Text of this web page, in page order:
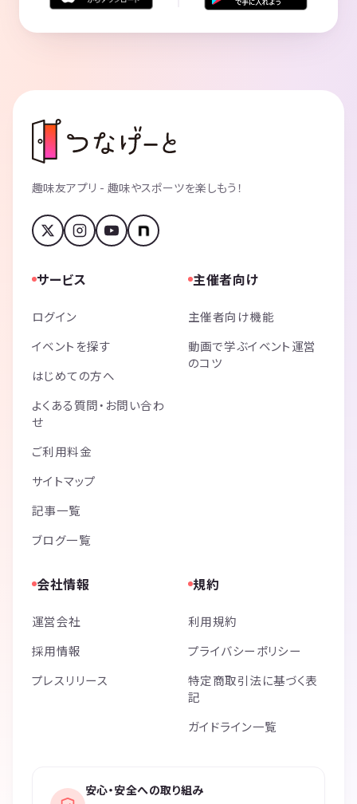
趣味友アプリ - 趣味やスポーツを楽しもう！
サービス
ログイン
イベントを探す
はじめての方へ
よくある質問・お問い合わ
せ
ご利用料金
サイトマップ
記事一覧
ブログ一覧
主催者向け
主催者向け機能
動画で学ぶイベント運営
のコツ
会社情報
運営会社
採用情報
プレスリリース
規約
利用規約
プライバシーポリシー
特定商取引法に基づく表
記
ガイドライン一覧
安心・安全への取り組み